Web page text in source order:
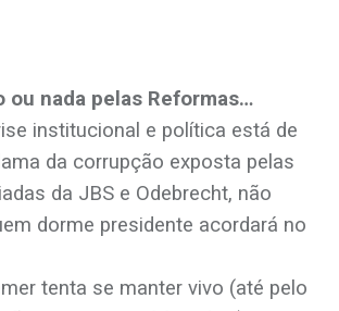
ou nada pelas Reformas…
institucional e política está de
da corrupção exposta pelas
da JBS e Odebrecht, não
dorme presidente acordará no
tenta se manter vivo (até pelo